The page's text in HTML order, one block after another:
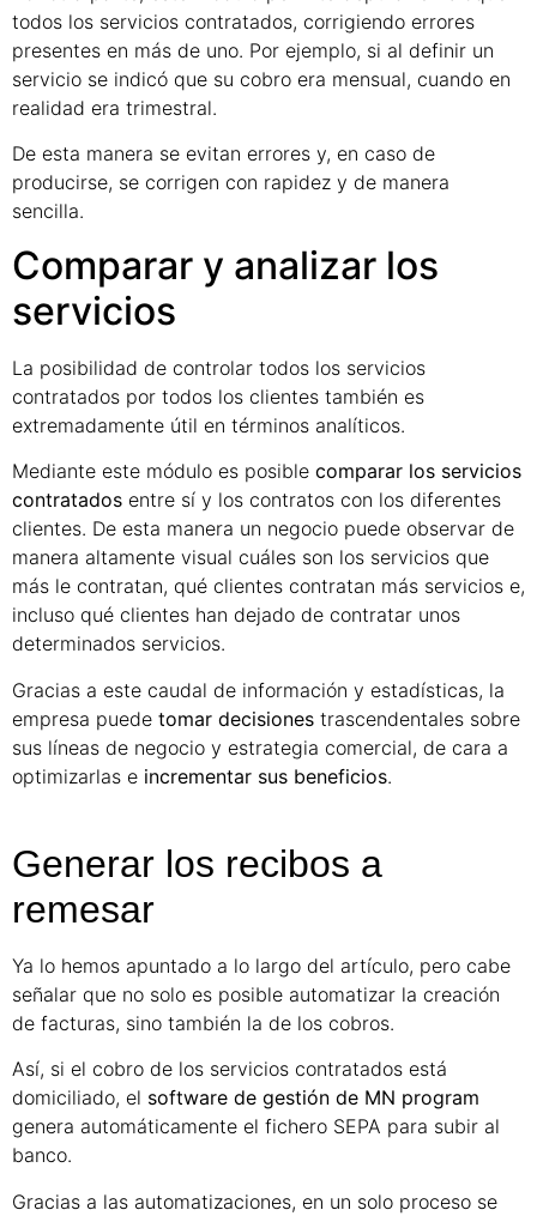
todos los servicios contratados, corrigiendo errores
presentes en más de uno. Por ejemplo, si al definir un
servicio se indicó que su cobro era mensual, cuando en
realidad era trimestral.
De esta manera se evitan errores y, en caso de
producirse, se corrigen con rapidez y de manera
sencilla.
Comparar y analizar los
servicios
La posibilidad de controlar todos los servicios
contratados por todos los clientes también es
extremadamente útil en términos analíticos.
Mediante este módulo es posible comparar los servicios
contratados entre sí y los contratos con los diferentes
clientes. De esta manera un negocio puede observar de
manera altamente visual cuáles son los servicios que
más le contratan, qué clientes contratan más servicios e,
incluso qué clientes han dejado de contratar unos
determinados servicios.
Gracias a este caudal de información y estadísticas, la
empresa puede tomar decisiones trascendentales sobre
sus líneas de negocio y estrategia comercial, de cara a
optimizarlas e incrementar sus beneficios.
Generar los recibos a
remesar
Ya lo hemos apuntado a lo largo del artículo, pero cabe
señalar que no solo es posible automatizar la creación
de facturas, sino también la de los cobros.
Así, si el cobro de los servicios contratados está
domiciliado, el software de gestión de MN program
genera automáticamente el fichero SEPA para subir al
banco.
Gracias a las automatizaciones, en un solo proceso se